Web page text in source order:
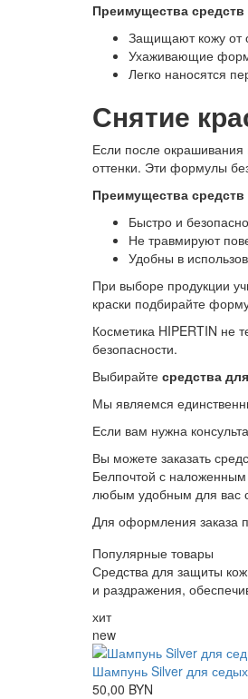
Преимущества
Защищают кожу от
Ухаживающие
Легко наносятся
Снятие
Если после окрашивания
оттенки. Эти формулы
Преимущества средств
Быстро и
Не травмируют
Удобны в
При выборе продукции
краски подбирайте
Косметика HIPERTIN не
безопасности.
Выбирайте средства
Мы являемся
Если вам нужна
Вы можете заказать
Белпочтой с
любым удобным для вас
Для оформления заказа
Популярные товары
Средства для защиты
и раздражения,
хит
new
Шампунь Silver для
50,00 BYN